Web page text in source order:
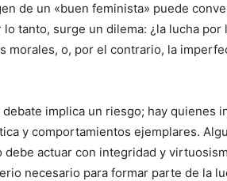
de un «buen feminista» puede
tanto, surge un dilema: ¿la lucha
morales, o, por el contrario, la
debate implica un riesgo; hay quienes
y comportamientos ejemplares.
debe actuar con integridad y
necesario para formar parte de la